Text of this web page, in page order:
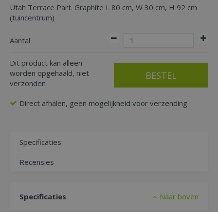
Utah Terrace Part. Graphite L 80 cm, W 30 cm, H 92 cm
(tuincentrum)
Aantal
Dit product kan alleen
worden opgehaald, niet
verzonden
Direct afhalen, geen mogelijkheid voor verzending
Specificaties
Recensies
Specificaties Naar boven